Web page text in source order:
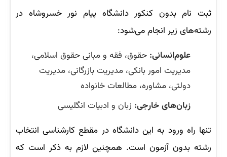
ثبت نام بدون کنکور دانشگاه پیام نور خسروشاه در
رشته‌های زیر انجام می‌شود:
علوم‌انسانی: حقوق، فقه و مبانی حقوق اسلامی،
مدیریت امور بانکی، مدیریت بازرگانی، مدیریت
دولتی، مشاوره، مطالعات خانواده
زبان‌های خارجی: زبان و ادبیات انگلیسی
تنها راه ورود به این دانشگاه در مقطع کارشناسی انتخاب
رشته بدون آزمون است. همچنین لازم به ذکر است که